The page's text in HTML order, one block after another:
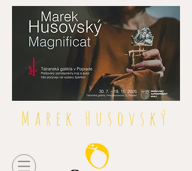
Marek Husovský